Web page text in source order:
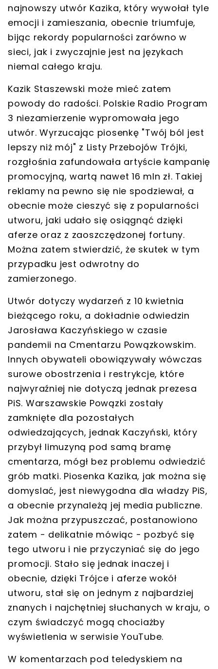
najnowszy utwór Kazika, który wywołał tyle
emocji i zamieszania, obecnie triumfuje,
bijąc rekordy popularności zarówno w
sieci, jak i zwyczajnie jest na językach
niemal całego kraju.
Kazik Staszewski może mieć zatem
powody do radości. Polskie Radio Program
3 niezamierzenie wypromowała jego
utwór. Wyrzucając piosenkę "Twój ból jest
lepszy niż mój" z Listy Przebojów Trójki,
rozgłośnia zafundowała artyście kampanię
promocyjną, wartą nawet 16 mln zł. Takiej
reklamy na pewno się nie spodziewał, a
obecnie może cieszyć się z popularności
utworu, jaki udało się osiągnąć dzięki
aferze oraz z zaoszczędzonej fortuny.
Można zatem stwierdzić, że skutek w tym
przypadku jest odwrotny do
zamierzonego.
Utwór dotyczy wydarzeń z 10 kwietnia
bieżącego roku, a dokładnie odwiedzin
Jarosława Kaczyńskiego w czasie
pandemii na Cmentarzu Powązkowskim.
Innych obywateli obowiązywały wówczas
surowe obostrzenia i restrykcje, które
najwyraźniej nie dotyczą jednak prezesa
PiS. Warszawskie Powązki zostały
zamknięte dla pozostałych
odwiedzających, jednak Kaczyński, który
przybył limuzyną pod samą bramę
cmentarza, mógł bez problemu odwiedzić
grób matki. Piosenka Kazika, jak można się
domyslać, jest niewygodna dla władzy PiS,
a obecnie przynależą jej media publiczne.
Jak można przypuszczać, postanowiono
zatem - delikatnie mówiąc - pozbyć się
tego utworu i nie przyczyniać się do jego
promocji. Stało się jednak inaczej i
obecnie, dzięki Trójce i aferze wokół
utworu, stał się on jednym z najbardziej
znanych i najchętniej słuchanych w kraju, o
czym świadczyć mogą chociażby
wyświetlenia w serwisie YouTube.
W komentarzach pod teledyskiem na